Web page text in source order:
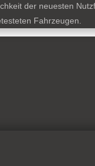
der neuesten
Fahrzeugen.